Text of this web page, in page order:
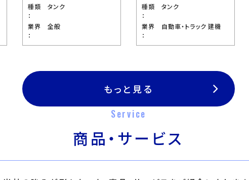
種類
：
タンク
業界
：
全般
種類
：
タンク
業界
：
自動車・トラック 建機
もっと見る
Service
商品・サービス